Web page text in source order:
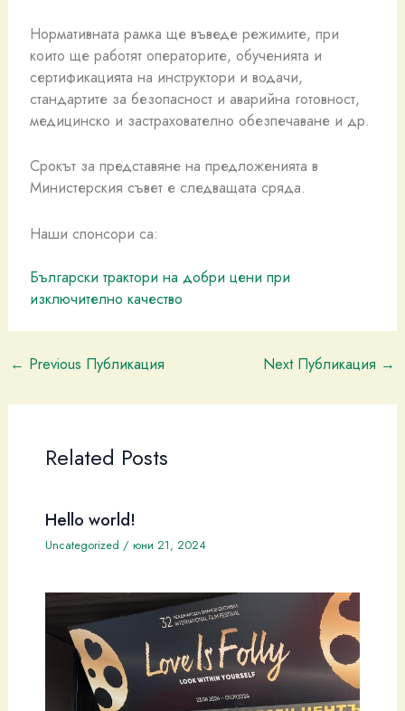
Нормативната рамка ще въведе режимите, при
които ще работят операторите, обученията и
сертификацията на инструктори и водачи,
стандартите за безопасност и аварийна готовност,
медицинско и застрахователно обезпечаване и др.
Срокът за представяне на предложенията в
Министерския съвет е следващата сряда.
Наши спонсори са:
Български трактори на добри цени при
изключително качество
← Previous Публикация Next Публикация →
Related Posts
Hello world!
Uncategorized / юни 21, 2024